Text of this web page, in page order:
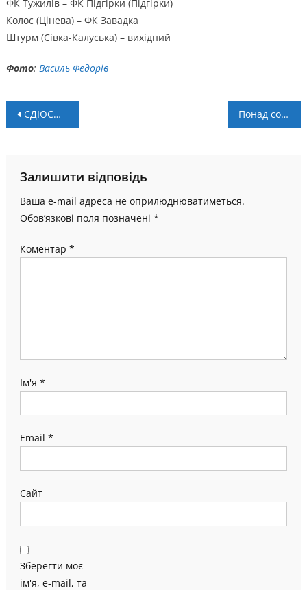
ФК Тужилів – ФК Підгірки (Підгірки)
Колос (Цінева) – ФК Завадка
Штурм (Сівка-Калуська) – вихідний
Фото: Василь Федорів
Навігація
СДЮСШОР “Прикарпаття” U-13 – переможець Кубка Перемоги-2022 Понад сотня боксерів взяли участь у турнірі “Сила України”
Залишити відповідь
Ваша e-mail адреса не оприлюднюватиметься.
Обов’язкові поля позначені *
Коментар *
Ім'я *
Email *
Сайт
Зберегти моє
ім'я, e-mail, та